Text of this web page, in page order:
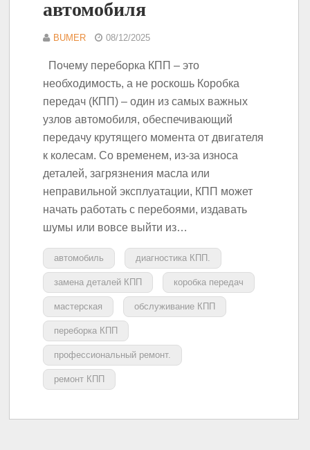
автомобиля
BUMER 08/12/2025
Почему переборка КПП – это
необходимость, а не роскошь Коробка
передач (КПП) – один из самых важных
узлов автомобиля, обеспечивающий
передачу крутящего момента от двигателя
к колесам. Со временем, из-за износа
деталей, загрязнения масла или
неправильной эксплуатации, КПП может
начать работать с перебоями, издавать
шумы или вовсе выйти из…
автомобиль диагностика КПП.
замена деталей КПП коробка передач
мастерская обслуживание КПП
переборка КПП
профессиональный ремонт.
ремонт КПП